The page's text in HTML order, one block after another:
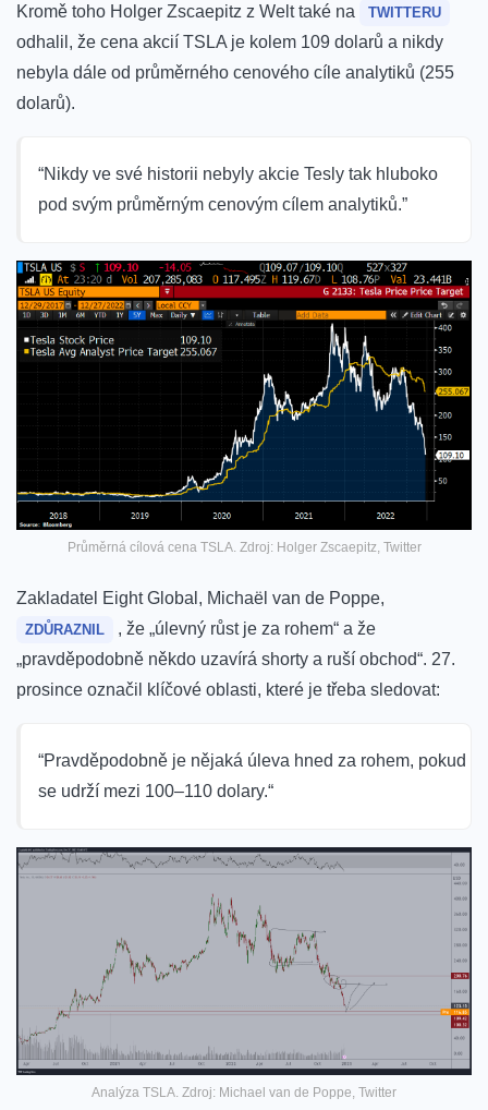
Kromě toho Holger Zscaepitz z Welt také na TWITTERU
odhalil, že cena akcií TSLA je kolem 109 dolarů a nikdy
nebyla dále od průměrného cenového cíle analytiků (255
dolarů).
“Nikdy ve své historii nebyly akcie Tesly tak hluboko
pod svým průměrným cenovým cílem analytiků.”
Průměrná cílová cena TSLA. Zdroj: Holger Zscaepitz, Twitter
Zakladatel Eight Global, Michaël van de Poppe,
ZDŮRAZNIL
, že „úlevný růst je za rohem“ a že
„pravděpodobně někdo uzavírá shorty a ruší obchod“. 27.
prosince označil klíčové oblasti, které je třeba sledovat:
“Pravděpodobně je nějaká úleva hned za rohem, pokud
se udrží mezi 100–110 dolary.“
Analýza TSLA. Zdroj: Michael van de Poppe, Twitter